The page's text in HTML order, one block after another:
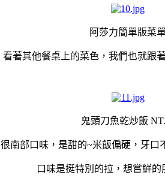
阿莎力簡單版菜
看著其他餐桌上的菜色，我們也就跟
鬼頭刀魚乾炒飯
很南部口味，是甜的~米飯偏硬，牙口
口味是挺特別的拉，想嘗鮮的